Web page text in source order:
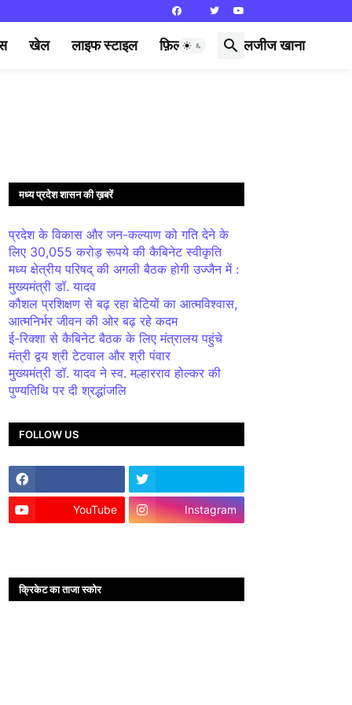
खेल लाइफ स्टाइल फ़िल्मी दुनिया लजीज खाना
मध्य प्रदेश शासन की ख़बरें
प्रदेश के विकास और जन-कल्याण को गति देने के
लिए 30,055 करोड़ रूपये की कैबिनेट स्वीकृति
मध्य क्षेत्रीय परिषद् की अगली बैठक होगी उज्जैन में :
मुख्यमंत्री डॉ. यादव
कौशल प्रशिक्षण से बढ़ रहा बेटियों का आत्मविश्वास,
आत्मनिर्भर जीवन की ओर बढ़ रहे कदम
ई-रिक्शा से कैबिनेट बैठक के लिए मंत्रालय पहुंचे
मंत्री द्वय श्री टेटवाल और श्री पंवार
मुख्यमंत्री डॉ. यादव ने स्व. मल्हारराव होल्कर की
पुण्यतिथि पर दी श्रद्धांजलि
FOLLOW US
YouTube Instagram
क्रिकेट का ताजा स्कोर